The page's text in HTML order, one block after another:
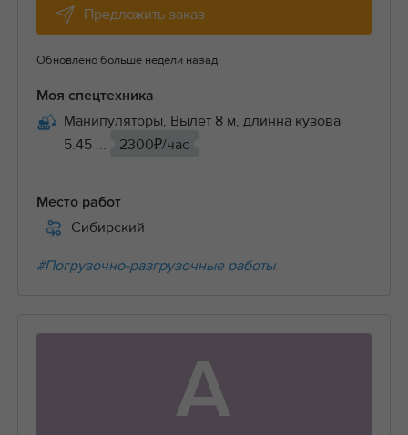
Предложить заказ
Обновлено больше недели назад
Моя спецтехника
Манипуляторы, Вылет 8 м, длинна кузова
5.45 ...
2300₽/час
Место работ
Сибирский
#Погрузочно-разгрузочные работы
А